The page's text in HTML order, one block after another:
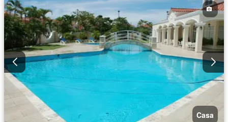
Casa